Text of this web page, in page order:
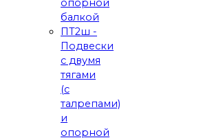
опорной
балкой
ПТ2ш -
Подвески
с двумя
тягами
(с
талрепами)
и
опорной